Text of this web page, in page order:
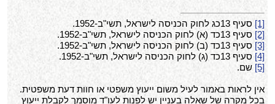
[1] סעיף 13כג לחוק הכניסה לישראל, תשי"ב-1952.
[2] סעיף 13כד (א) לחוק הכניסה לישראל, תשי"ב-1952.
[3] סעיף 13כד (ב) לחוק הכניסה לישראל, תשי"ב-1952.
[4] סעיף 13כד (ג) לחוק הכניסה לישראל, תשי"ב-1952.
[5] שם.
אין לראות באמור לעיל משום ייעוץ משפטי או חוות דעת משפטית.
בכל מקרה של שאלה בעניין יש לפנות לעו"ד מוסמך לקבלת ייעוץ